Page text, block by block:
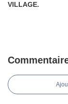
VILLAGE.